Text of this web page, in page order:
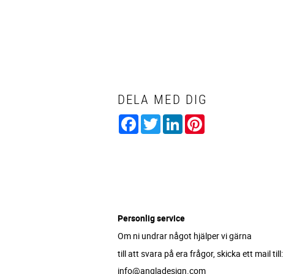
DELA MED DIG
Facebook
TwitterLinkedIn
Personlig service
Om ni undrar något hjälper vi gärna
till att svara på era frågor, skicka ett mail till:
info@angladesign.com